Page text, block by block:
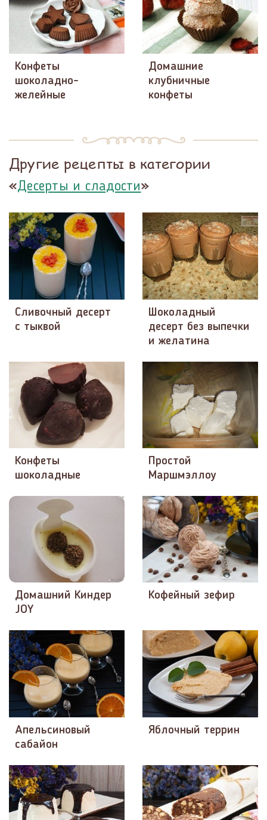
Конфеты
шоколадно-
желейные
Домашние
клубничные
конфеты
Другие рецепты в категории
«Десерты и сладости»
Сливочный десерт
с тыквой
Шоколадный
десерт без выпечки
и желатина
Конфеты
шоколадные
Простой
Маршмэллоу
Домашний Киндер
JOY
Кофейный зефир
Апельсиновый
сабайон
Яблочный террин